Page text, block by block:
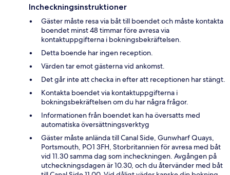
Incheckningsinstruktioner
Gäster måste resa via båt till boendet och måste kontakta
boendet minst 48 timmar före avresa via
kontaktuppgifterna i bokningsbekräftelsen.
Detta boende har ingen reception.
Värden tar emot gästerna vid ankomst.
Det går inte att checka in efter att receptionen har stängt.
Kontakta boendet via kontaktuppgifterna i
bokningsbekräftelsen om du har några frågor.
Informationen från boendet kan ha översatts med
automatiska översättningsverktyg
Gäster måste anlända till Canal Side, Gunwharf Quays,
Portsmouth, PO1 3FH, Storbritannien för avresa med båt
vid 11.30 samma dag som incheckningen. Avgången på
utcheckningsdagen är 10.30, och du återvänder med båt